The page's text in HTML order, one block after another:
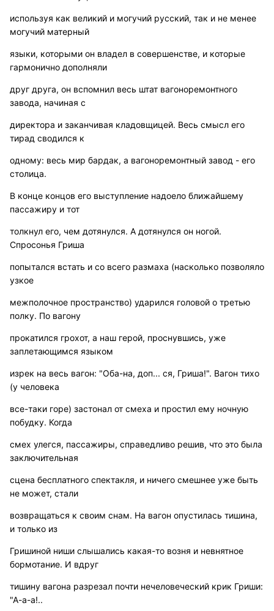
используя как великий и могучий русский, так и не менее
могучий матерный
языки, которыми он владел в совершенстве, и которые
гармонично дополняли
друг друга, он вспомнил весь штат вагоноремонтного
завода, начиная с
директора и заканчивая кладовщицей. Весь смысл его
тирад сводился к
одному: весь мир бардак, а вагоноремонтный завод - его
столица.
В конце концов его выступление надоело ближайшему
пассажиру и тот
толкнул его, чем дотянулся. А дотянулся он ногой.
Спросонья Гриша
попытался встать и со всего размаха (насколько позволяло
узкое
межполочное пространство) ударился головой о третью
полку. По вагону
прокатился грохот, а наш герой, проснувшись, уже
заплетающимся языком
изрек на весь вагон: "Оба-на, доп... ся, Гриша!". Вагон тихо
(у человека
все-таки горе) застонал от смеха и простил ему ночную
побудку. Когда
смех улегся, пассажиры, справедливо решив, что это была
заключительная
сцена бесплатного спектакля, и ничего смешнее уже быть
не может, стали
возвращаться к своим снам. На вагон опустилась тишина,
и только из
Гришиной ниши слышались какая-то возня и невнятное
бормотание. И вдруг
тишину вагона разрезал почти нечеловеческий крик Гриши:
"А-а-а!..